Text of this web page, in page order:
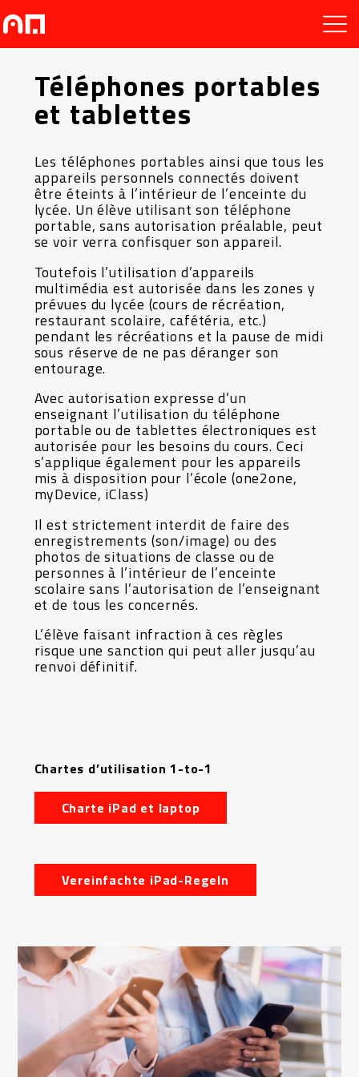
Téléphones portables
et tablettes
Les téléphones portables ainsi que tous les
appareils personnels connectés doivent
être éteints à l’intérieur de l’enceinte du
lycée. Un élève utilisant son téléphone
portable, sans autorisation préalable, peut
se voir verra confisquer son appareil.
Toutefois l’utilisation d’appareils
multimédia est autorisée dans les zones y
prévues du lycée (cours de récréation,
restaurant scolaire, cafétéria, etc.)
pendant les récréations et la pause de midi
sous réserve de ne pas déranger son
entourage.
Avec autorisation expresse d’un
enseignant l’utilisation du téléphone
portable ou de tablettes électroniques est
autorisée pour les besoins du cours. Ceci
s’applique également pour les appareils
mis à disposition pour l’école (one2one,
myDevice, iClass)
Il est strictement interdit de faire des
enregistrements (son/image) ou des
photos de situations de classe ou de
personnes à l’intérieur de l’enceinte
scolaire sans l’autorisation de l’enseignant
et de tous les concernés.
L’élève faisant infraction à ces règles
risque une sanction qui peut aller jusqu’au
renvoi définitif.
Chartes d’utilisation 1-to-1
Charte iPad et laptop
Vereinfachte iPad-Regeln